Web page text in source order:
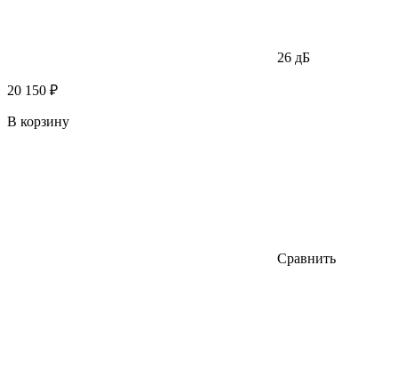
26 дБ
20 150 ₽
В корзину
Сравнить